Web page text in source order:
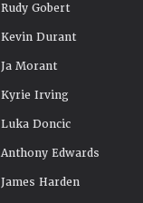
Rudy Gobert
Kevin Durant
Ja Morant
Kyrie Irving
Luka Doncic
Anthony Edwards
James Harden